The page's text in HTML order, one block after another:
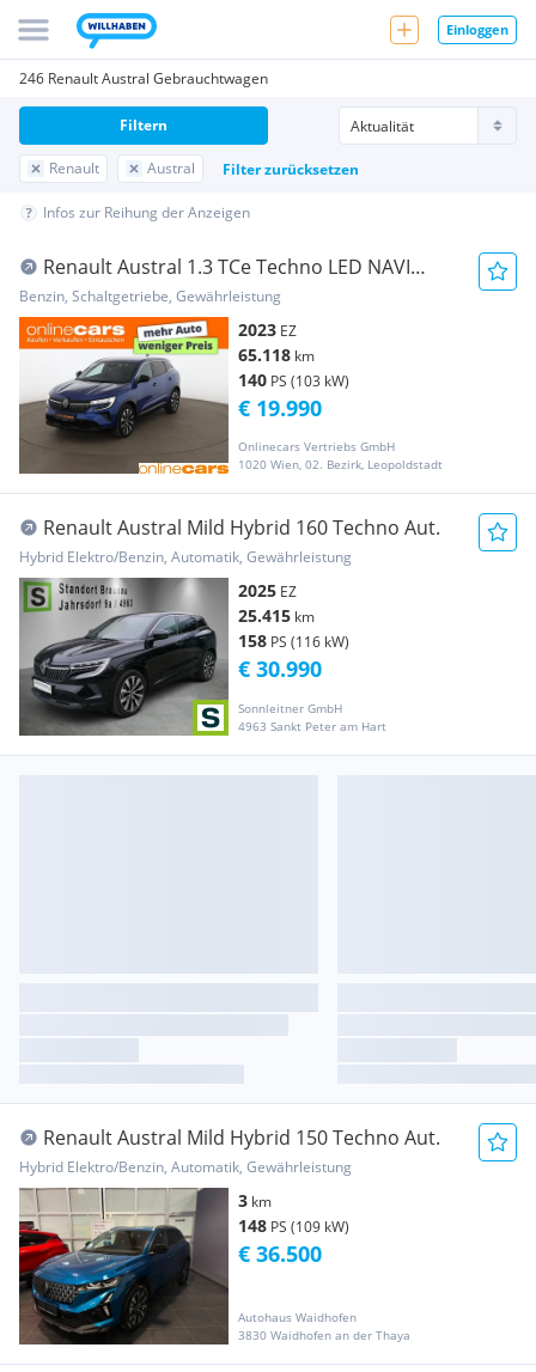
Einloggen
246 Renault Austral Gebrauchtwagen
Renault Austral Filter zurücksetzen
Filtern
Infos zur Reihung der Anzeigen
Renault Austral 1.3 TCe Techno LED NAVI
LEDER R-KAMERA
Benzin, Schaltgetriebe, Gewährleistung
2023 EZ
65.118 km
140 PS (103 kW)
Onlinecars Vertriebs GmbH
1020 Wien, 02. Bezirk, Leopoldstadt
€ 19.990
Renault Austral Mild Hybrid 160 Techno Aut.
Hybrid Elektro/Benzin, Automatik, Gewährleistung
2025 EZ
25.415 km
158 PS (116 kW)
Sonnleitner GmbH
4963 Sankt Peter am Hart
€ 30.990
Renault Austral Mild Hybrid 150 Techno Aut.
Hybrid Elektro/Benzin, Automatik, Gewährleistung
3 km
148 PS (109 kW)
Autohaus Waidhofen
3830 Waidhofen an der Thaya
€ 36.500